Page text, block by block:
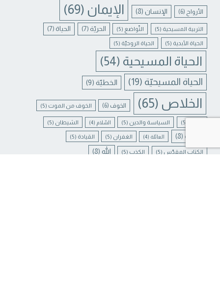
الأرواح (6) الإنسان(8) الإيمان (69)
التربية المسيحية (5) التّواضع (5) الحريّة (7) الحياة (7)
الحياة الأبدية (5) الحياة الروحيّة (5)
الحياة المسيحية (54)
الحياة المسيحيّة (19) الخطيّة (9)
الخلاص (65) الخوف (6) الخوف من الموت (5)
السياسة والدين (5) السّلام (4) الشيطان (5)
الصلاة (8) العائلة (4) الغفران (5) القيادة (5)
الكتاب المقدّس (5) الكذب (5) الله (8)
Contact us